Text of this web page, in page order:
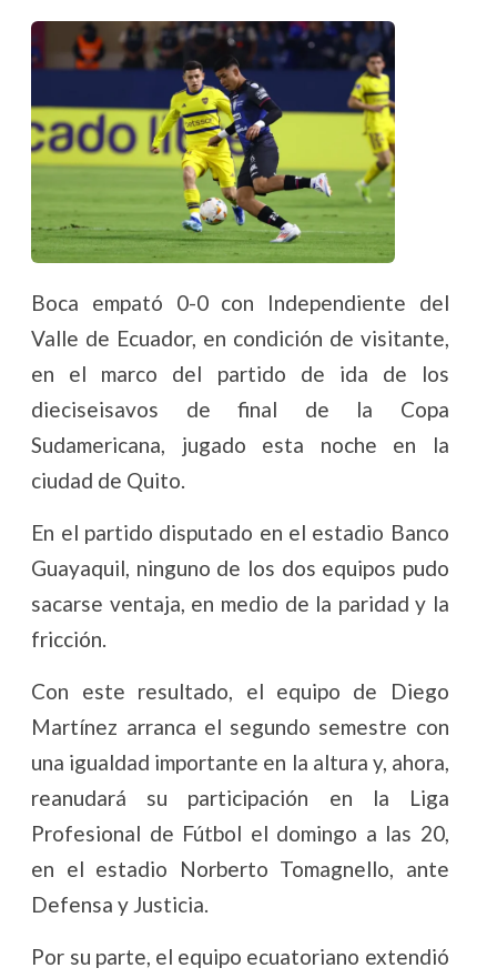
Boca empató 0-0 con Independiente del
Valle de Ecuador, en condición de visitante,
en el marco del partido de ida de los
dieciseisavos de final de la Copa
Sudamericana, jugado esta noche en la
ciudad de Quito.
En el partido disputado en el estadio Banco
Guayaquil, ninguno de los dos equipos pudo
sacarse ventaja, en medio de la paridad y la
fricción.
Con este resultado, el equipo de Diego
Martínez arranca el segundo semestre con
una igualdad importante en la altura y, ahora,
reanudará su participación en la Liga
Profesional de Fútbol el domingo a las 20,
en el estadio Norberto Tomagnello, ante
Defensa y Justicia.
Por su parte, el equipo ecuatoriano extendió